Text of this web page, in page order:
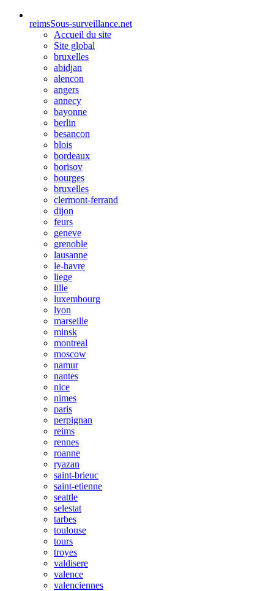
reimsSous-surveillance.net
Accueil du site
Site global
bruxelles
abidjan
alencon
angers
annecy
bayonne
berlin
besancon
blois
bordeaux
borisov
bourges
bruxelles
clermont-ferrand
dijon
feurs
geneve
grenoble
lausanne
le-havre
liege
lille
luxembourg
lyon
marseille
minsk
montreal
moscow
namur
nantes
nice
nimes
paris
perpignan
reims
rennes
roanne
ryazan
saint-brieuc
saint-etienne
seattle
selestat
tarbes
toulouse
tours
troyes
valdisere
valence
valenciennes